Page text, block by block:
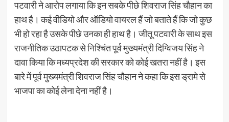
पटवारी ने आरोप लगाया कि इन सबके पीछे शिवराज सिंह चौहान का
हाथ है। कई वीडियो और ऑडियो वायरल हैं जो बताते हैं कि जो कुछ
भी हो रहा है उसके पीछे उनका ही हाथ है। जीतू पटवारी के साथ इस
राजनीतिक उठापटक से निश्चिंत पूर्व मुख्यमंत्री दिग्विजय सिंह ने
दावा किया कि मध्यप्रदेश की सरकार को कोई खतरा नहीं है। इस
बारे में पूर्व मुख्यमंत्री शिवराज सिंह चौहान ने कहा कि इस ड्रामे से
भाजपा का कोई लेना देना नहीं है।